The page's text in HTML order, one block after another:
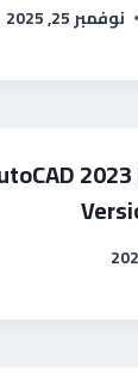
نوفمبر 25, 2025